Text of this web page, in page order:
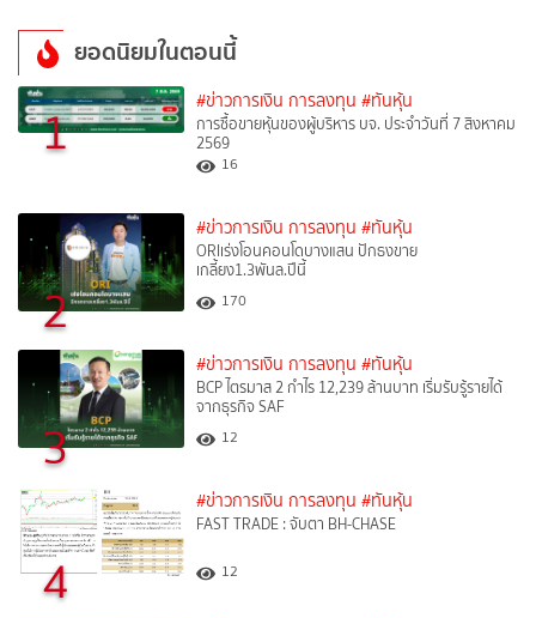
ยอดนิยมในตอนนี้
1 #ข่าวการเงิน การลงทุน #ทันหุ้น
การซื้อขายหุ้นของผู้บริหาร บจ. ประจำวันที่ 7 สิงหาคม
2569
16
2
#ข่าวการเงิน การลงทุน #ทันหุ้น
ORIเร่งโอนคอนโดบางแสน ปักธงขาย
เกลี้ยง1.3พันล.ปีนี้
170
3
#ข่าวการเงิน การลงทุน #ทันหุ้น
BCP ไตรมาส 2 กำไร 12,239 ล้านบาท เริ่มรับรู้รายได้
จากธุรกิจ SAF
12
4
#ข่าวการเงิน การลงทุน #ทันหุ้น
FAST TRADE : จับตา BH-CHASE
12